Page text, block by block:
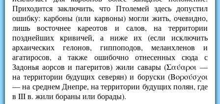
Приходится заключить, что Птолемей здесь допустил
ошибку: карбоны (или карвоны) могли жить, очевидно,
лишь восточнее кареотов и салов, на территории
позднейших кривичей, а ниже их (если исключить
архаических гелонов, гиппоподов, меланхленов и
агатиросов, а также ошибочно отнесенных сюда с
Задонья аорсов и пагеритов) жили савары (Σαύαροι —
на территории будущих северян) и боруски (Βορούσχοι
— на среднем Днепре, на территории будущих полян, где
в III в. жили бораны или борады).